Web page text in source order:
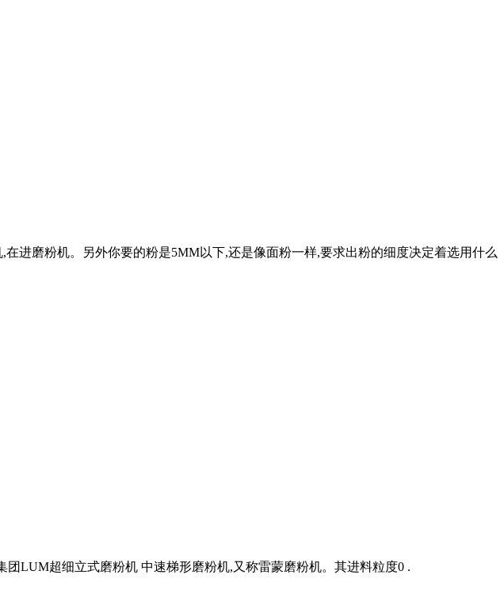
进磨粉机。另外你要的粉是5MM以下,还是像面粉一样,要求出粉的细度决定着选用什么
LUM超细立式磨粉机 中速梯形磨粉机,又称雷蒙磨粉机。其进料粒度0 .